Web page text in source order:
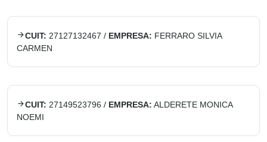
CUIT: 27127132467 / EMPRESA: FERRARO SILVIA
CARMEN
CUIT: 27149523796 / EMPRESA: ALDERETE MONICA
NOEMI